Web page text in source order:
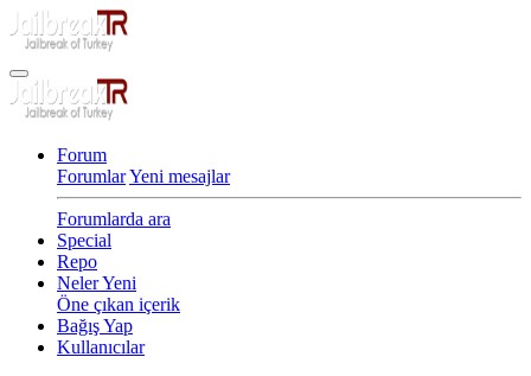
Forum
ForumlarYeni mesajlar
Forumlarda ara
Special
Repo
Neler Yeni
Öne çıkan içerik
Bağış Yap
Kullanıcılar